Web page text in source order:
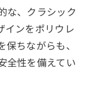
な、クラシック
インをポリウレ
ちながらも、
全性を備えてい